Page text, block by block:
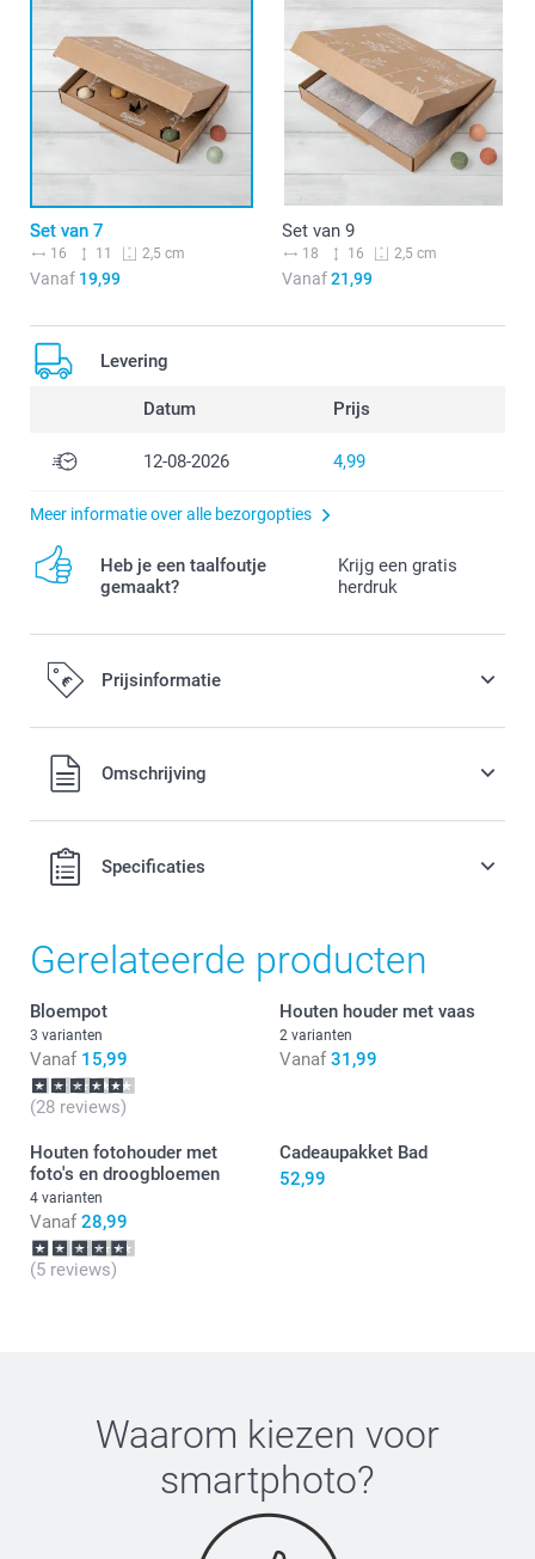
Set van 7
16 11 2,5 cm
Vanaf 19,99
Set van 9
18 16 2,5 cm
Vanaf21,99
Levering
Datum Prijs
12-08-2026 4,99
Meer informatie over alle bezorgopties
Heb je een taalfoutje
gemaakt?
Krijg een gratis
herdruk
Prijsinformatie
Alle prijzen zijn in EURO (€) inclusief BTW en exclusief
verzendkosten.Omschrijving
Specificaties
Gerelateerde producten
Bloempot
3 varianten
Vanaf 15,99
(28 reviews)
Houten houder met vaas
2 varianten
Vanaf 31,99
Houten fotohouder met
foto's en droogbloemen
4 varianten
Vanaf 28,99
(5 reviews)
Cadeaupakket Bad
52,99
Waarom kiezen voor
smartphoto?